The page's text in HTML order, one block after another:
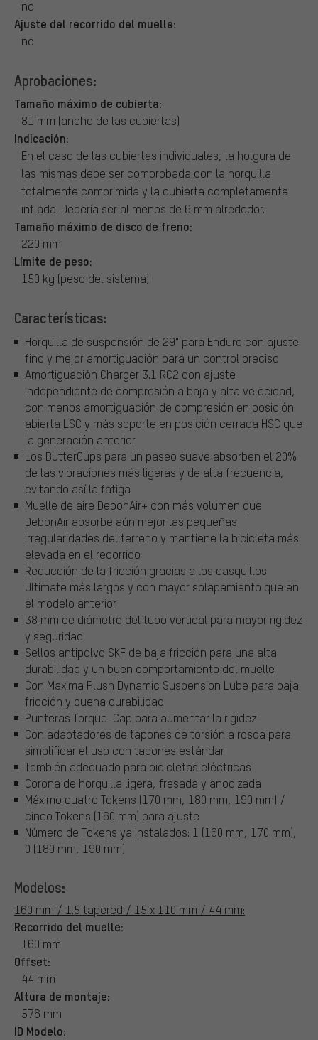
no
Ajuste del recorrido del muelle:
no
Aprobaciones:
Tamaño máximo de cubierta:
81 mm (ancho de las cubiertas)
Indicación:
En el caso de las cubiertas individuales, la holgura de
las mismas debe ser comprobada con la horquilla
totalmente comprimida y la cubierta completamente
inflada. Debería ser al menos de 6 mm alrededor.
Tamaño máximo de disco de freno:
220 mm
Límite de peso:
150 kg (peso del sistema)
Características:
Horquilla de suspensión de 29" para Enduro con ajuste
fino y mejor amortiguación para un control preciso
Amortiguación Charger 3.1 RC2 con ajuste
independiente de compresión a baja y alta velocidad,
con menos amortiguación de compresión en posición
abierta LSC y más soporte en posición cerrada HSC que
la generación anterior
Los ButterCups para un paseo suave absorben el 20%
de las vibraciones más ligeras y de alta frecuencia,
evitando así la fatiga
Muelle de aire DebonAir+ con más volumen que
DebonAir absorbe aún mejor las pequeñas
irregularidades del terreno y mantiene la bicicleta más
elevada en el recorrido
Reducción de la fricción gracias a los casquillos
Ultimate más largos y con mayor solapamiento que en
el modelo anterior
38 mm de diámetro del tubo vertical para mayor rigidez
y seguridad
Sellos antipolvo SKF de baja fricción para una alta
durabilidad y un buen comportamiento del muelle
Con Maxima Plush Dynamic Suspension Lube para baja
fricción y buena durabilidad
Punteras Torque-Cap para aumentar la rigidez
Con adaptadores de tapones de torsión a rosca para
simplificar el uso con tapones estándar
También adecuado para bicicletas eléctricas
Corona de horquilla ligera, fresada y anodizada
Máximo cuatro Tokens (170 mm, 180 mm, 190 mm) /
cinco Tokens (160 mm) para ajuste
Número de Tokens ya instalados: 1 (160 mm, 170 mm),
0 (180 mm, 190 mm)
Modelos:
160 mm / 1.5 tapered / 15 x 110 mm / 44 mm:
Recorrido del muelle:
160 mm
Offset:
44 mm
Altura de montaje:
576 mm
ID Modelo: